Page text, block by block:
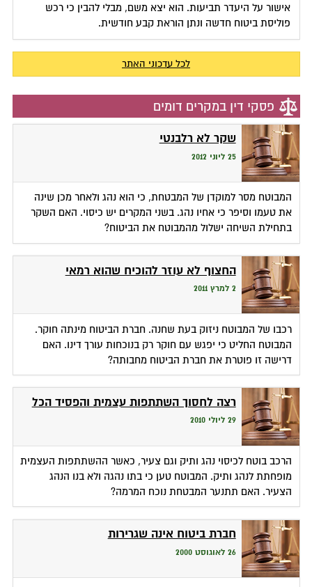
אישור על היעדר תביעות. הוא יצא משם, מבלי להבין כי רכש
פוליסת ביטוח חדשה ונתן הוראת קבע חודשית.
לכל עדכוני האתר
פסקי דין במקרים דומים
שקר לא רלבנטי
25 ליוני 2012
המבוטח מסר למוקדן של המבטחת, כי הוא נהג ולאחר מכן שינה
את טעמו וסיפר כי אחיו נהג. בשני המקרים יש כיסוי. האם השקר
בתחילת השיחה ישלול מהמבוטח את הביטוח?
החצוף לא עוזר להוכיח שהוא רמאי
2 למרץ 2011
רכבו של המבוטח ניזוק בעת שחנה. חברת הביטוח מינתה חוקר.
המבוטח החליט כי יפגש עם חוקר רק בנוכחות עורך דינו. האם
דרישה זו פוטרת את חברת הביטוח מחבותה?
רצה לחסוך השתתפות עצמית והפסיד הכל
29 ליולי 2010
הרכב בוטח לכיסוי נהג ותיק וגם צעיר, כאשר ההשתתפות העצמית
מופחתת לנהג ותיק. המבוטח טען כי בתו נהגה ולא בנו הנהג
הצעיר. האם תתנער המבטחת נוכח המרמה?
חברת ביטוח אינה שגרירות
26 לאוגוסט 2000